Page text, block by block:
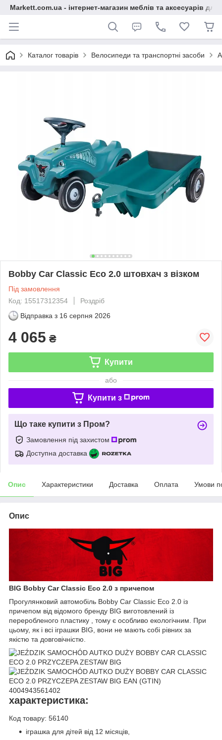
Markett.com.ua - інтернет-магазин меблів та аксесуарів для
Каталог товарів Велосипеди та транспортні засоби
Bobby Car Classic Eco 2.0 штовхач з візком
Під замовлення
Код: 15517312354
Роздріб
Відправка з 16 серпня 2026
4 065 ₴
Купити
або
Купити з
Що таке купити з Пром?
Замовлення під захистом
Доступна доставка
Опис Характеристики Доставка Оплата Умови
Опис
BIG Bobby Car Classic Eco 2.0 з причепом
Прогулянковий автомобіль Bobby Car Classic Eco 2.0 із
причепом від відомого бренду BIG виготовлений із
переробленого пластику , тому є особливо екологічним. При
цьому, як і всі іграшки BIG, вони не мають собі рівних за
якістю та довговічністю.
характеристика:
Код товару: 56140
іграшка для дітей від 12 місяців,